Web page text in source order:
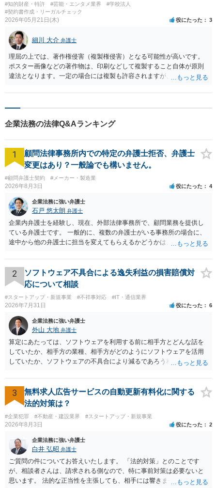
#知的財産・特許 #芸能・エンタメ業界
#学校法人
#契約書作成・リーガルチェック
2026年05月21日(木) 役にたった 3
細川 大介 弁護士
理屈の上では、著作権侵害（複製権侵害）となる可能性が高いです。
ポスター画像などの著作物は、印刷などして複製すること自体が原則
違法となります。一定の場合には複製も許容されますが、ご相談のケ
けでもありませんので、許容される類型には該当しません。 なお、よ
も、理屈上は著作権侵害となってしまいますが、現実的には黙認され
すること自体労力がかかりますし、そもそも大々的にやっていなけれ
ば発覚することさえありません。 ただし、弁護士として著作権侵害を
ては、ポスター画像等の著作権者（多くの場合は配給会社・製作委員
ざいますので、ご検討ください。
企業法務の法律Q&Aランキング
1
顧問法律事務所内での特定の弁護士拒否、弁護士
変更はあり？一般論でも構いません。
#顧問弁護士契約 #メーカー・製造業
2026年8月3日 役にたった 4
企業法務に強い弁護士
石戸 悠太朗 弁護士
企業内弁護士を経験し、現在、外部法律事務所で、顧問業務を提供し
ている弁護士です。 一般的に、複数の弁護士がいる事務所の場合に、
途中から他の弁護士に担当を変えてもらえるかどうかは、当該事務所
が不満を抱いている弁護士を担当にすることは望ましくないため、別
の弁護士に変更するのが通常でしょう。それでも、担当弁護士を変え
てくれない場合は、他の弁護士の担当案件が一般で担当を変えられな
いなどの事情があるかと思います。 担当弁護士が変わらず、仕事内容
も改善されない場合には、決済権限を持つ上司に相談し、顧問契約自
体を見直すのが一番かと思います。
2
ソフトウェア不具合による逸失利益の損害賠償対
応について相談
#スタートアップ・新規事業 #不祥事対応 #IT・通信業界
2026年7月31日 役にたった 6
企業法務に強い弁護士
外山 大地 弁護士
算定にあたっては、ソフトウェアを利用する前に相手方とどんな話を
していたか、相手方の業種、相手方がどのようにソフトウェアを活用
していたか、ソフトウェアの不具合により減るであろう相手方の将来
ます。 すでに王先生からも回答されている通り、最寄りの弁護士に相
談されることをお勧めします。
3
無料求人広告サービスの自動更新有料化に関する
法的対策は？
#企業犯罪 #不動産・建設業界 #スタートアップ・新規事業
2026年8月3日 役にたった 2
企業法務に強い弁護士
白井 弘昭 弁護士
ご質問の件についてお答えいたします。 「法的対策」とのことです
が、相談者さんは、請求される側なので、特に事前対策は必要ないと
思います。 法的な正当性を主張しても、相手には響きません。そもそ